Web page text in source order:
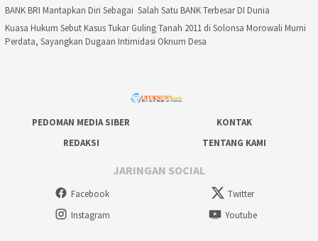
BANK BRI Mantapkan Diri Sebagai Salah Satu BANK Terbesar DI Dunia
Kuasa Hukum Sebut Kasus Tukar Guling Tanah 2011 di Solonsa Morowali Murni
Perdata, Sayangkan Dugaan Intimidasi Oknum Desa
PEDOMAN MEDIA SIBER
KONTAK
REDAKSI
TENTANG KAMI
JARINGAN SOCIAL
Facebook
Twitter
Instagram
Youtube